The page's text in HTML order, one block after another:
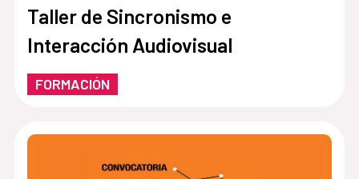
Taller de Sincronismo e
Interacción Audiovisual
FORMACIÓN